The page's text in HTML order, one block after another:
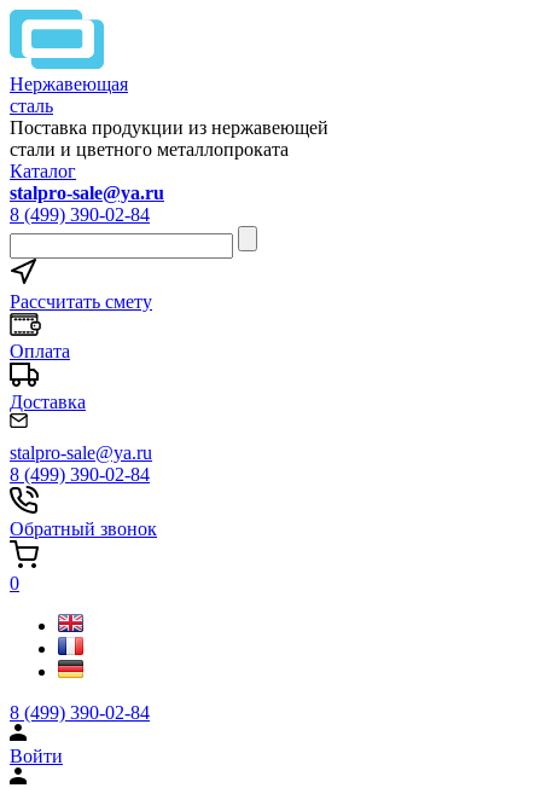
Нержавеющая
сталь
Поставка продукции из нержавеющей
стали и цветного металлопроката
Каталог
stalpro-sale@ya.ru
8 (499) 390-02-84
Рассчитать смету
Оплата
Доставка
stalpro-sale@ya.ru
8 (499) 390-02-84
Обратный звонок
0
8 (499) 390-02-84
Войти